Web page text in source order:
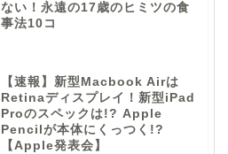
ない！永遠の17歳のヒミツの食
事法10コ
【速報】新型Macbook Airは
Retinaディスプレイ！新型iPad
Proのスペックは!? Apple
Pencilが本体にくっつく!?
【Apple発表会】